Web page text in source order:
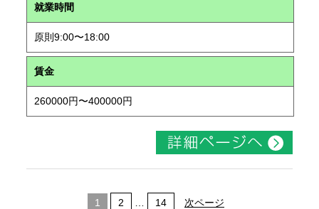
就業時間
原則9:00〜18:00
賃金
260000円〜400000円
1 2 14 次ページ